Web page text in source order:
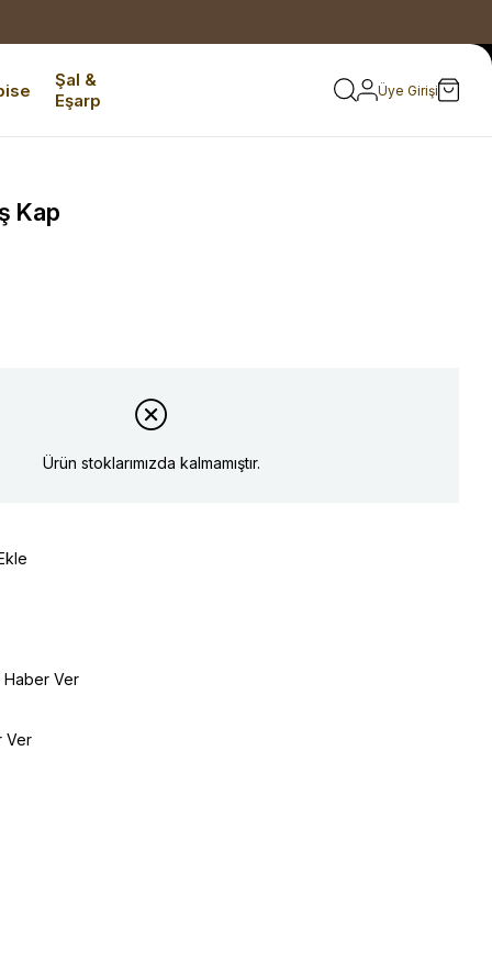
Şal &
Eşarp
Üye Girişi
Kap
Ürün stoklarımızda kalmamıştır.
Haber Ver
Ver